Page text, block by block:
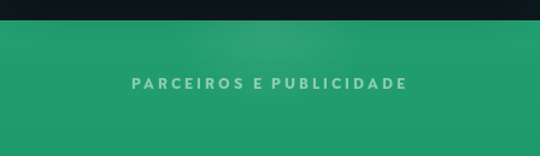
PARCEIROS E PUBLICIDADE